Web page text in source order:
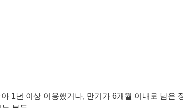
1년 이상 이용했거나, 만기가 6개월 이내로 남은